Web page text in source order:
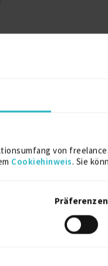
von
Cookiehinweis. Sie
Präferenzen
freelance.de können